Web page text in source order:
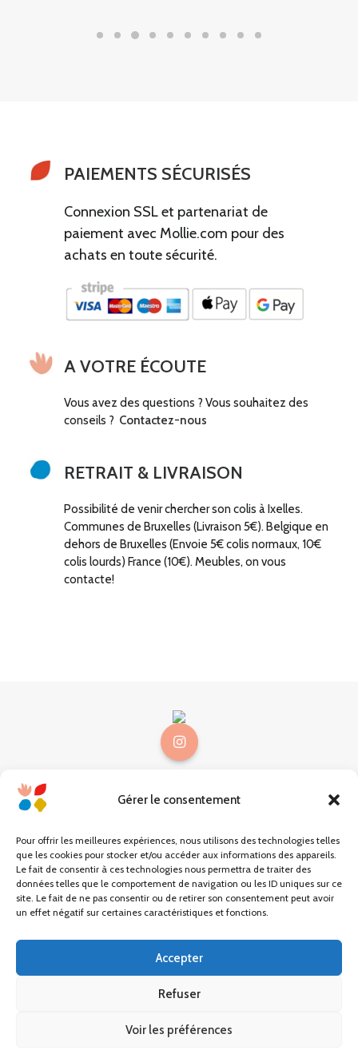
Gérer le consentement
Pour offrir les meilleures expériences, nous utilisons des technologies telles
que les cookies pour stocker et/ou accéder aux informations des appareils.
Le fait de consentir à ces technologies nous permettra de traiter des
données telles que le comportement de navigation ou les ID uniques sur ce
site. Le fait de ne pas consentir ou de retirer son consentement peut avoir
un effet négatif sur certaines caractéristiques et fonctions.
Accepter
Refuser
Voir les préférences
€ 50,00.
€ 40,00.
PAIEMENTS SÉCURISÉS
Connexion SSL et partenariat de
paiement avec Mollie.com pour des
achats en toute sécurité.
A VOTRE ÉCOUTE
Vous avez des questions ? Vous souhaitez des
conseils ? Contactez-nous
RETRAIT & LIVRAISON
Possibilité de venir chercher son colis à Ixelles.
Communes de Bruxelles (Livraison 5€). Belgique en
dehors de Bruxelles (Envoie 5€ colis normaux, 10€
colis lourds) France (10€). Meubles, on vous
contacte!
@choses.be
Mon compte
Mon panier
Carte cadeau
Mentions légales
Contact